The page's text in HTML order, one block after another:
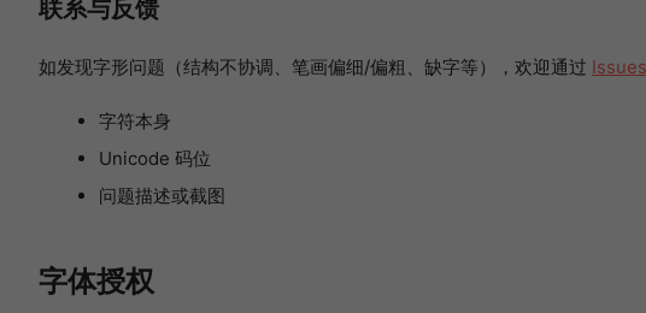
联系与反馈
如发现字形问题（结构不协调、笔画偏细/偏粗、缺字等），欢迎通过 Issues
字符本身
Unicode 码位
问题描述或截图
字体授权